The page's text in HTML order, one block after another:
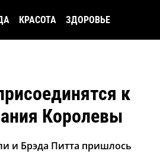
КРАСОТА ЗДОРОВЬЕ
к
Королевы
и Брэда Питта пришлось